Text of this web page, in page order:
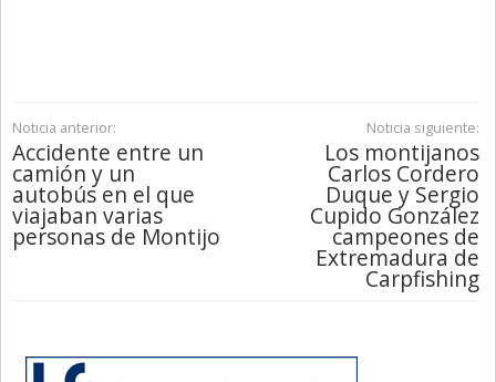
Noticia anterior:
Accidente entre un
camión y un
autobús en el que
viajaban varias
personas de Montijo
Noticia siguiente:
Los montijanos
Carlos Cordero
Duque y Sergio
Cupido González
campeones de
Extremadura de
Carpfishing